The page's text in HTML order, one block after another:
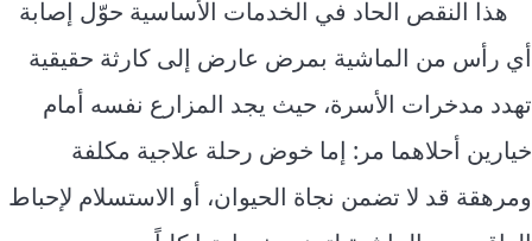
هذا النقص الحاد في الخدمات الأساسية حوّل إصابة
أي رأس من الماشية بمرض عارض إلى كارثة حقيقية
تهدد مدخرات الأسرة، حيث يجد المزارع نفسه أمام
خيارين أحلاهما مر: إما خوض رحلة علاجية مكلفة
ومرهقة قد لا تضمن نجاة الحيوان، أو الاستسلام لإحباط